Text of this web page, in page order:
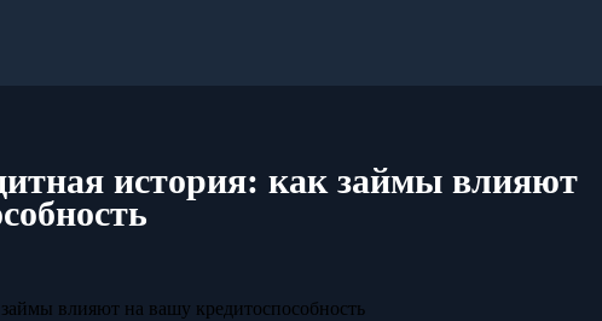
история: как займы влияют
влияют на вашу кредитоспособность